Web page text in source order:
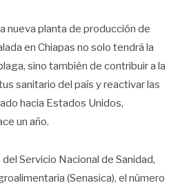
nueva planta de producción de
en Chiapas no solo tendrá la
sino también de contribuir a la
sanitario del país y reactivar las
hacia Estados Unidos,
un año.
Servicio Nacional de Sanidad,
(Senasica), el número